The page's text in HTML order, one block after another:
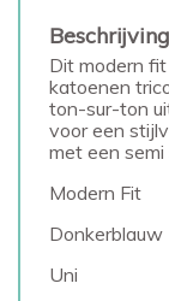
Beschrijving
Dit modern
katoenen
ton-sur-ton
voor een
met een semi
Modern Fit
Donkerblauw
Uni